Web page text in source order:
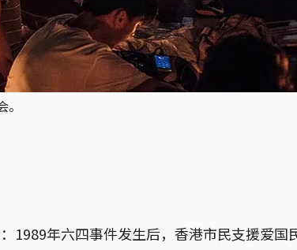
1989年六四事件发生后，香港市民支援爱国